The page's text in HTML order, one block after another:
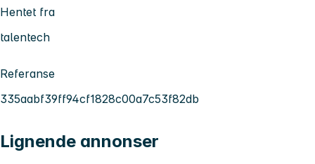
Hentet fra
talentech
Referanse
335aabf39ff94cf1828c00a7c53f82db
Lignende annonser